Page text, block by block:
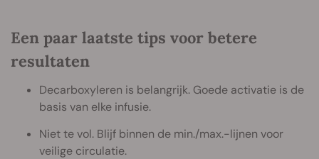
Een paar laatste tips voor betere
resultaten
Decarboxyleren is belangrijk. Goede activatie is de
basis van elke infusie.
Niet te vol. Blijf binnen de min./max.-lijnen voor
veilige circulatie.